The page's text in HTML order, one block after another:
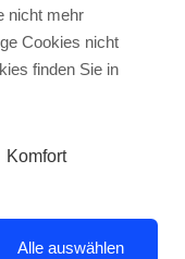
nicht mehr
Cookies nicht
finden Sie in
Komfort
Alle auswählen